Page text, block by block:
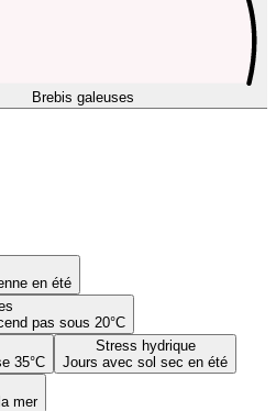
Brebis galeuses
en été
pas sous 20°C
35°C
Stress hydrique
Jours avec sol sec en été
mer